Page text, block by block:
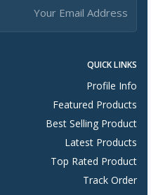
QUICK LINKS
Profile Info
Featured Products
Best Selling Product
Latest Products
Top Rated Product
Track Order